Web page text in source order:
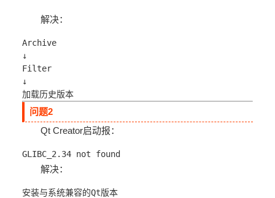
解决：
Archive
↓
Filter
↓
加载历史版本
问题2
Qt Creator启动报：
GLIBC_2.34 not found
解决：
安装与系统兼容的Qt版本